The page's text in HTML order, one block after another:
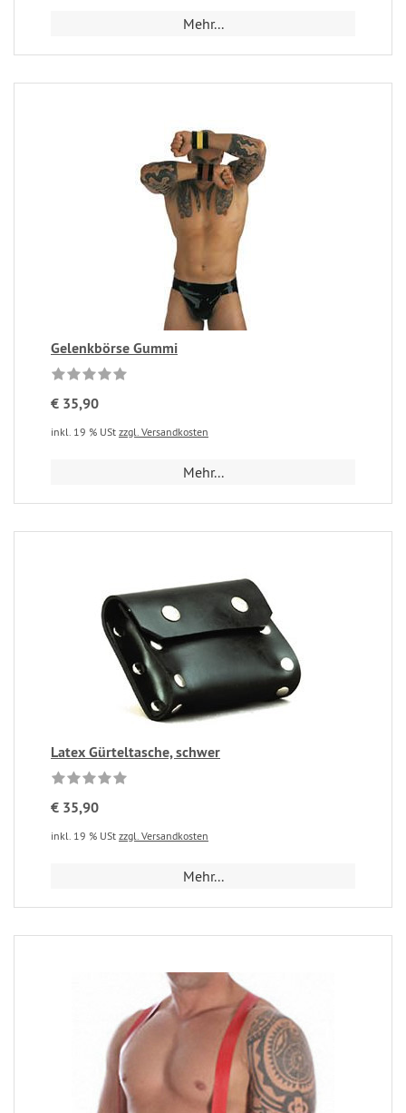
Mehr...
Gelenkbörse Gummi
€ 35,90
inkl. 19 % USt zzgl. Versandkosten
Mehr...
Latex Gürteltasche, schwer
€ 35,90
inkl. 19 % USt zzgl. Versandkosten
Mehr...